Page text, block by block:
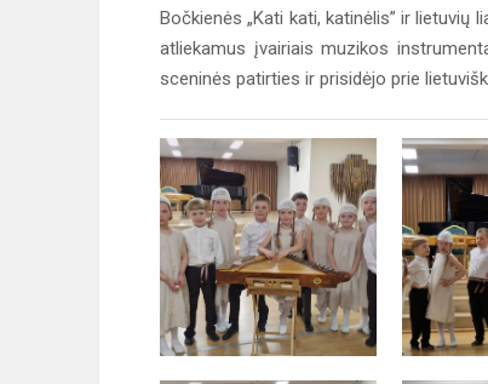
Bočkienės „Kati kati, katinėlis” ir lietuvių
atliekamus įvairiais muzikos
sceninės patirties ir prisidėjo prie